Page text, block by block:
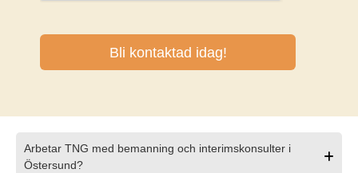
Arbetar TNG med bemanning och interimskonsulter i
Östersund?